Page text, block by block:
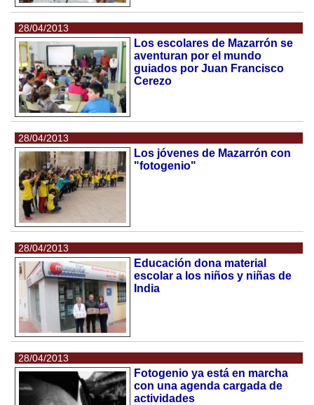
28/04/2013
Los escolares de Mazarrón se
aventuran por el mundo
guiados por Juan Francisco
Cerezo
28/04/2013
Los jóvenes de Mazarrón con
"fotogenio"
28/04/2013
Educación dona material
escolar a los niños y niñas de
India
28/04/2013
Fotogenio ya está en marcha
con una agenda cargada de
actividades